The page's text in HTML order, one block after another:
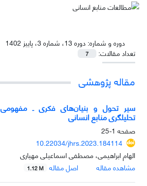
دوره و شماره:دوره 13، شماره 3، پاییز 1402
تعداد مقالات:
7
مقاله پژوهشی
سیر تحول و بنیان‌های فکری ـ
تحلیلگری منابع انسانی
صفحه 1-25
10.22034/jhrs.2023.184114
الهام ابراهیمی، مصطفی اسماعیلی مهیاری
مشاهده مقاله
اصل مقاله 1.12 M